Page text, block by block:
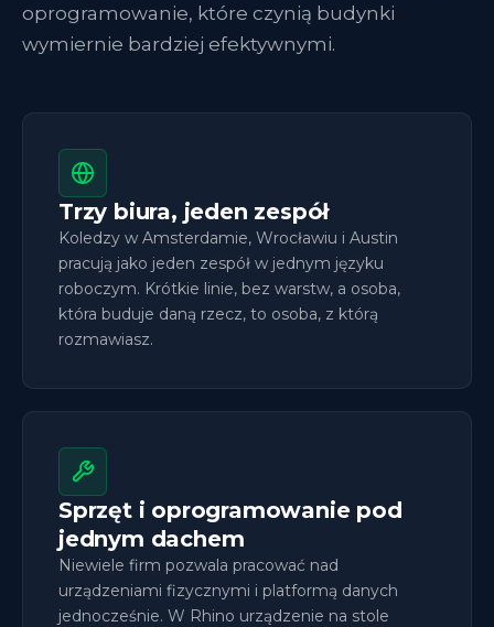
oprogramowanie, które czynią budynki
wymiernie bardziej efektywnymi.
Trzy biura, jeden zespół
Koledzy w Amsterdamie, Wrocławiu i Austin
pracują jako jeden zespół w jednym języku
roboczym. Krótkie linie, bez warstw, a osoba,
która buduje daną rzecz, to osoba, z którą
rozmawiasz.
Sprzęt i oprogramowanie pod
jednym dachem
Niewiele firm pozwala pracować nad
urządzeniami fizycznymi i platformą danych
jednocześnie. W Rhino urządzenie na stole